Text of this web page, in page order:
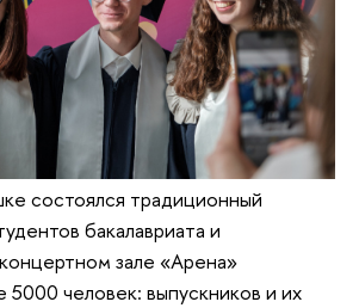
состоялся традиционный
бакалавриата и
зале «Арена»
5000 человек: выпускников и их